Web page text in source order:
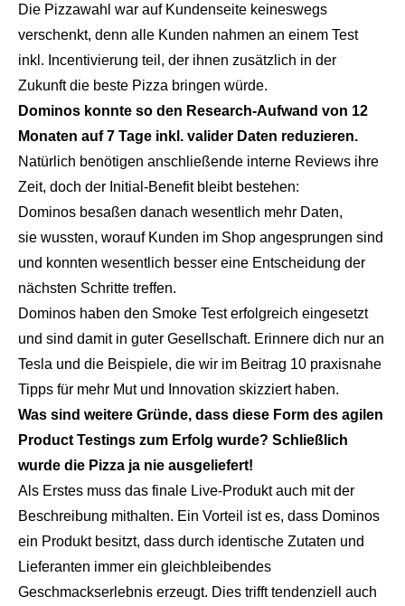
Die Pizzawahl war auf Kundenseite keineswegs
verschenkt, denn alle Kunden nahmen an einem Test
inkl. Incentivierung teil, der ihnen zusätzlich in der
Zukunft die beste Pizza bringen würde.
Dominos konnte so den Research-Aufwand von 12
Monaten auf 7 Tage inkl. valider Daten reduzieren.
Natürlich benötigen anschließende interne Reviews ihre
Zeit, doch der Initial-Benefit bleibt bestehen:
Dominos besaßen danach wesentlich mehr Daten,
sie wussten, worauf Kunden im Shop angesprungen sind
und konnten wesentlich besser eine Entscheidung der
nächsten Schritte treffen.
Dominos haben den Smoke Test erfolgreich eingesetzt
und sind damit in guter Gesellschaft. Erinnere dich nur an
Tesla und die Beispiele, die wir im Beitrag 10 praxisnahe
Tipps für mehr Mut und Innovation skizziert haben.
Was sind weitere Gründe, dass diese Form des agilen
Product Testings zum Erfolg wurde? Schließlich
wurde die Pizza ja nie ausgeliefert!
Als Erstes muss das finale Live-Produkt auch mit der
Beschreibung mithalten. Ein Vorteil ist es, dass Dominos
ein Produkt besitzt, dass durch identische Zutaten und
Lieferanten immer ein gleichbleibendes
Geschmackserlebnis erzeugt. Dies trifft tendenziell auch